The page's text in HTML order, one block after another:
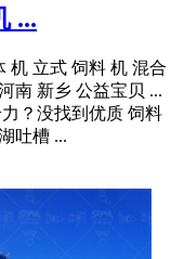
...
机 立式 饲料 机 混合
南 新乡 公益宝贝 ...
？没找到优质 饲料
吐槽 ...